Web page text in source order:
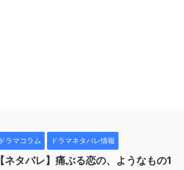
ドラマコラム ドラマネタバレ情報
【ネタバレ】痛ぶる恋の、ようなもの1